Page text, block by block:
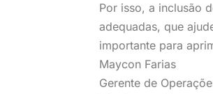
Por isso, a inclusão
adequadas, que
importante para
Maycon Farias
Gerente de